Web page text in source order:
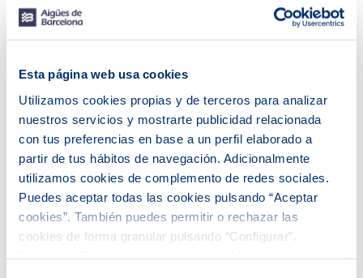
Esta página web usa cookies
Utilizamos cookies propias y de terceros para analizar
nuestros servicios y mostrarte publicidad relacionada
con tus preferencias en base a un perfil elaborado a
partir de tus hábitos de navegación. Adicionalmente
utilizamos cookies de complemento de redes sociales.
Puedes aceptar todas las cookies pulsando “Aceptar
cookies”. También puedes permitir o rechazar las
cookies de forma granular pulsando “Configurar”.
Esta es una unión lógica teniendo en cuenta el objeto
social de nuestra compañía. Además, es una plataforma
ideal para trasladar a la ciudadanía los valores de la
protección del medio ambiente y el uso responsable del
agua. Los tres clubs con los que se han firmado
acuerdos de colaboración también son reconocidos por
su labor en el deporte de base y con los más pequeños,
lo que permitirá trabajar valores como el trabajo en